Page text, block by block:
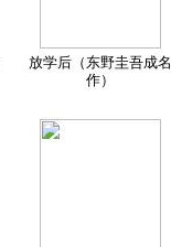
放学后（东野圭吾成名
作）